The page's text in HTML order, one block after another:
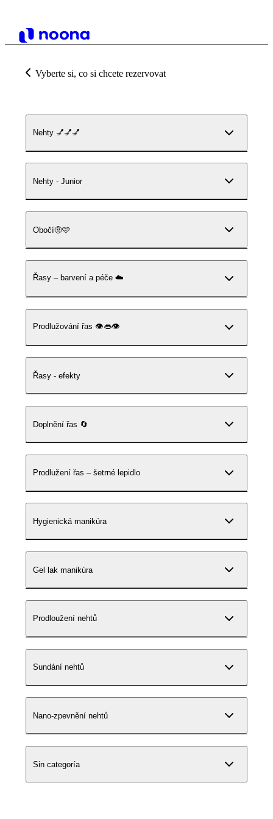
Vyberte si, co si chcete rezervovat
Nehty 💅💅💅
Nehty - Junior
Obočí🤨🩷
Řasy – barvení a péče ☁️
Prodlužování řas 👁️👄👁️
Řasy - efekty
Doplnění řas 🔄
Prodlužení řas – šetrné lepidlo
Hygienická manikúra
Gel lak manikúra
Prodloužení nehtů
Sundání nehtů
Nano-zpevnění nehtů
Sin categoría